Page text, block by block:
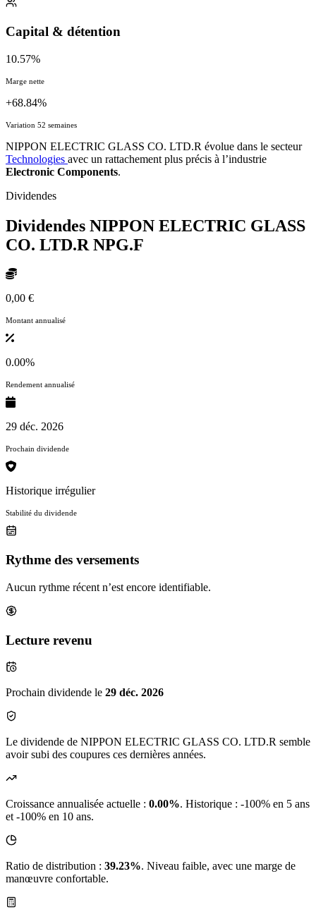
Capital & détention
10.57%
Marge nette
+68.84%
Variation 52 semaines
NIPPON ELECTRIC GLASS CO. LTD.R évolue dans le secteur
Technologies avec un rattachement plus précis à l’industrie
Electronic Components.
Dividendes
Dividendes NIPPON ELECTRIC GLASS
CO. LTD.R NPG.F
0,00 €
Montant annualisé
0.00%
Rendement annualisé
29 déc. 2026
Prochain dividende
Historique irrégulier
Stabilité du dividende
Rythme des versements
Aucun rythme récent n’est encore identifiable.
Lecture revenu
Prochain dividende le 29 déc. 2026
Le dividende de NIPPON ELECTRIC GLASS CO. LTD.R semble
avoir subi des coupures ces dernières années.
Croissance annualisée actuelle : 0.00%. Historique : -100% en 5 ans
et -100% en 10 ans.
Ratio de distribution : 39.23%. Niveau faible, avec une marge de
manœuvre confortable.